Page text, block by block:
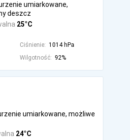
25°C
umiarkowane,
deszcz
Ciśnienie: 1014 hPa
Wilgotność: 92%
24°C
umiarkowane, możliwe